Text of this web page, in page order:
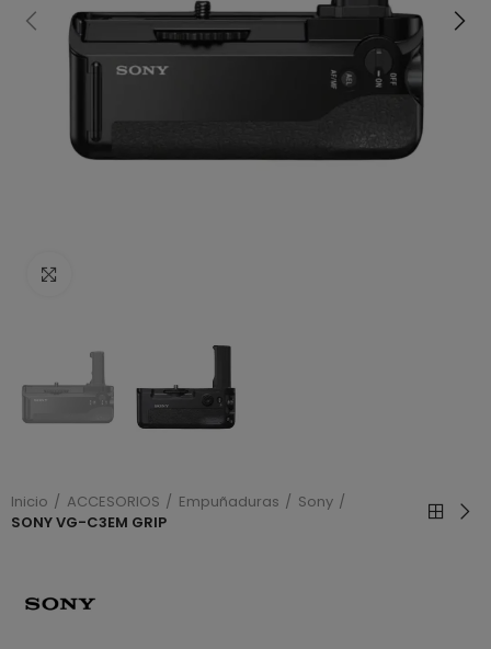
Inicio ACCESORIOS Empuñaduras
Sony
SONY VG-C3EM GRIP